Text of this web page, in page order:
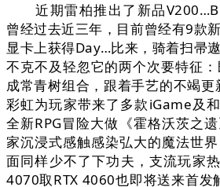
近期雷柏推出了新品
曾经过去近三年，目前曾经有9款
显卡上获得Day…比来，骑着扫帚
不克不及轻忽它的两个次要特征
成常青树组合，跟着手艺的不竭
彩虹为玩家带来了多款iGame及
全新RPG冒险大做《霍格沃茨之
家沉浸式感触感染弘大的魔法世
面同样少不了下功夫，支流玩家
4070取RTX 4060也即将送来首发